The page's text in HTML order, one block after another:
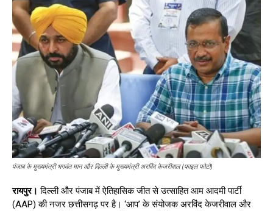
पंजाब के मुख्यमंत्री भगवंत मान और दिल्ली के मुख्यमंत्री अरविंद केजरीवाल (फाइल फोटो)
रायपुर।दिल्ली और पंजाब में ऐतिहासिक जीत से उत्साहित आम आदमी पार्टी
(AAP) की नजर छत्तीसगढ़ पर है। ‘आप’ के संयोजक अरविंद केजरीवाल और